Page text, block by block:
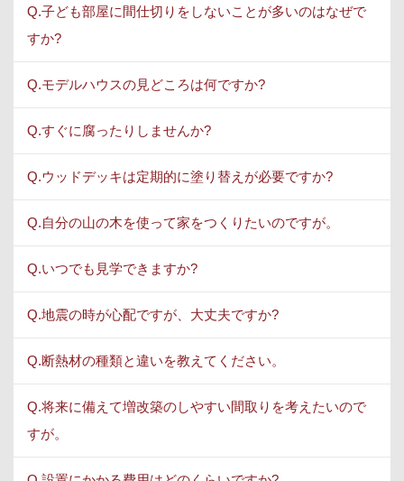
Q.子ども部屋に間仕切りをしないことが多いのはなぜで
すか?
Q.モデルハウスの見どころは何ですか?
Q.すぐに腐ったりしませんか?
Q.ウッドデッキは定期的に塗り替えが必要ですか?
Q.自分の山の木を使って家をつくりたいのですが。
Q.いつでも見学できますか?
Q.地震の時が心配ですが、大丈夫ですか?
Q.断熱材の種類と違いを教えてください。
Q.将来に備えて増改築のしやすい間取りを考えたいので
すが。